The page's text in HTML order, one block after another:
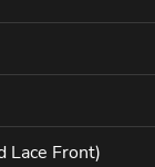
Lace Front)